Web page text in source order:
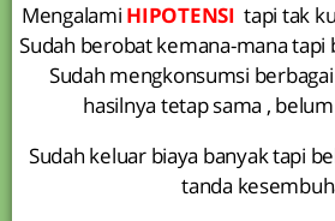
Mengalami HIPOTENSItapi tak
Sudah berobat kemana-mana tapi
Sudah mengkonsumsi
hasilnya tetap sama ,
Sudah keluar biaya banyak tapi
tanda